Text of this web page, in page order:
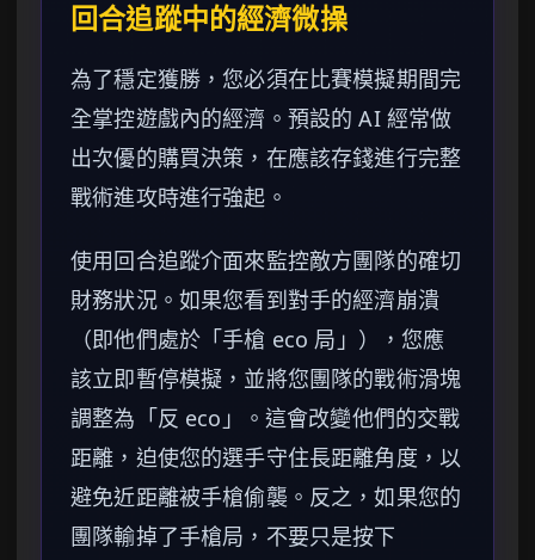
回合追蹤中的經濟微操
為了穩定獲勝，您必須在比賽模擬期間完
全掌控遊戲內的經濟。預設的 AI 經常做
出次優的購買決策，在應該存錢進行完整
戰術進攻時進行強起。
使用回合追蹤介面來監控敵方團隊的確切
財務狀況。如果您看到對手的經濟崩潰
（即他們處於「手槍 eco 局」），您應
該立即暫停模擬，並將您團隊的戰術滑塊
調整為「反 eco」。這會改變他們的交戰
距離，迫使您的選手守住長距離角度，以
避免近距離被手槍偷襲。反之，如果您的
團隊輸掉了手槍局，不要只是按下